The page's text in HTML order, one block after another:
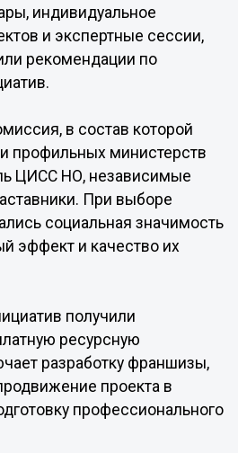
индивидуальное
и экспертные сессии,
рекомендации по
в состав которой
профильных министерств
ЦИСС НО, независимые
При выборе
социальная значимость
эффект и качество их
получили
ресурсную
разработку франшизы,
проекта в
профессионального